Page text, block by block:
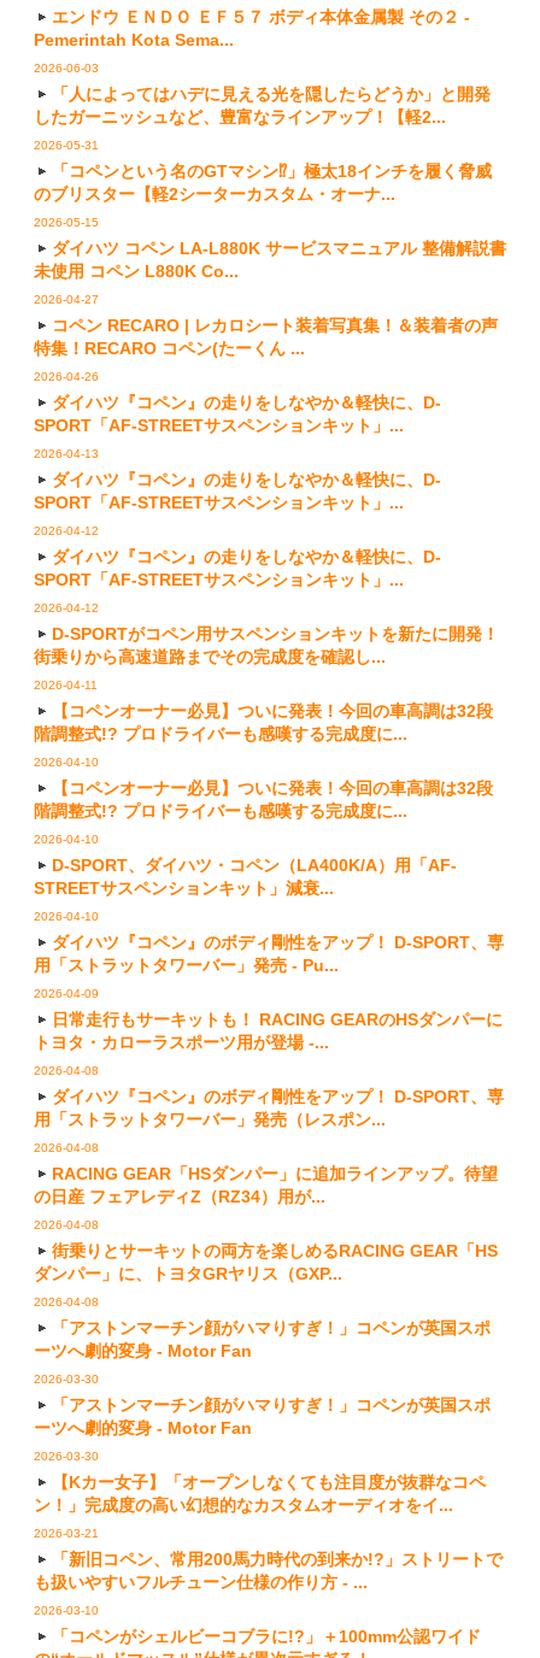
エンドウ ＥＮＤＯ ＥＦ５７ ボディ本体金属製 その２ -
Pemerintah Kota Sema...
2026-06-03
「人によってはハデに見える光を隠したらどうか」と開発
したガーニッシュなど、豊富なラインアップ！【軽2...
2026-05-31
「コペンという名のGTマシン⁉︎」極太18インチを履く脅威
のブリスター【軽2シーターカスタム・オーナ...
2026-05-15
ダイハツ コペン LA-L880K サービスマニュアル 整備解説書
未使用 コペン L880K Co...
2026-04-27
コペン RECARO | レカロシート装着写真集！＆装着者の声
特集！RECARO コペン(たーくん ...
2026-04-26
ダイハツ『コペン』の走りをしなやか＆軽快に、D-
SPORT「AF-STREETサスペンションキット」...
2026-04-13
ダイハツ『コペン』の走りをしなやか＆軽快に、D-
SPORT「AF-STREETサスペンションキット」...
2026-04-12
ダイハツ『コペン』の走りをしなやか＆軽快に、D-
SPORT「AF-STREETサスペンションキット」...
2026-04-12
D-SPORTがコペン用サスペンションキットを新たに開発！
街乗りから高速道路までその完成度を確認し...
2026-04-11
【コペンオーナー必見】ついに発表！今回の車高調は32段
階調整式!? プロドライバーも感嘆する完成度に...
2026-04-10
【コペンオーナー必見】ついに発表！今回の車高調は32段
階調整式!? プロドライバーも感嘆する完成度に...
2026-04-10
D-SPORT、ダイハツ・コペン（LA400K/A）用「AF-
STREETサスペンションキット」減衰...
2026-04-10
ダイハツ『コペン』のボディ剛性をアップ！ D-SPORT、専
用「ストラットタワーバー」発売 - Pu...
2026-04-09
日常走行もサーキットも！ RACING GEARのHSダンパーに
トヨタ・カローラスポーツ用が登場 -...
2026-04-08
ダイハツ『コペン』のボディ剛性をアップ！ D-SPORT、専
用「ストラットタワーバー」発売（レスポン...
2026-04-08
RACING GEAR「HSダンパー」に追加ラインアップ。待望
の日産 フェアレディZ（RZ34）用が...
2026-04-08
街乗りとサーキットの両方を楽しめるRACING GEAR「HS
ダンパー」に、トヨタGRヤリス（GXP...
2026-04-08
「アストンマーチン顔がハマりすぎ！」コペンが英国スポ
ーツへ劇的変身 - Motor Fan
2026-03-30
「アストンマーチン顔がハマりすぎ！」コペンが英国スポ
ーツへ劇的変身 - Motor Fan
2026-03-30
【Kカー女子】「オープンしなくても注目度が抜群なコペ
ン！」完成度の高い幻想的なカスタムオーディオをイ...
2026-03-21
「新旧コペン、常用200馬力時代の到来か!?」ストリートで
も扱いやすいフルチューン仕様の作り方 - ...
2026-03-10
「コペンがシェルビーコブラに!?」＋100mm公認ワイド